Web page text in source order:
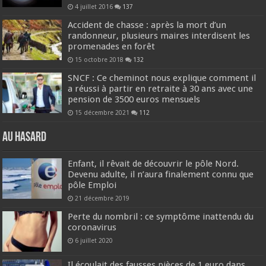
4 juillet 2016 137
Accident de chasse : après la mort d’un
randonneur, plusieurs maires interdisent les
promenades en forêt
15 octobre 2018 132
SNCF : Ce cheminot nous explique comment il
a réussi à partir en retraite à 30 ans avec une
pension de 3500 euros mensuels
15 décembre 2021 112
Au hasard
Enfant, il rêvait de découvrir le pôle Nord.
Devenu adulte, il n’aura finalement connu que
pôle Emploi
21 décembre 2019
Perte du nombril : ce symptôme inattendu du
coronavirus
6 juillet 2020